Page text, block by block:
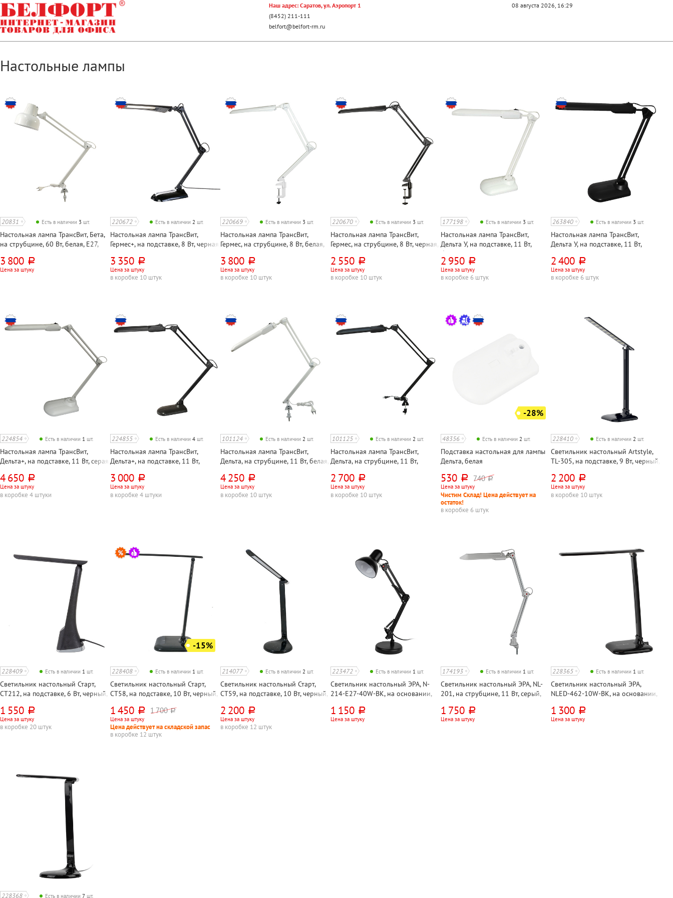
Наш адрес: Саратов, ул. Аэропорт 1
(8452) 211-111
belfort@belfort-rm.ru
08 августа 2026, 16:29
Настольные лампы
20831 Есть в наличии 3 шт.
Настольная лампа ТрансВит, Бета,
на струбцине, 60 Вт, белая, E27,
3 800 руб.
Цена за штуку
220672 Есть в наличии 2 шт.
Настольная лампа ТрансВит,
Гермес+, на подставке, 8 Вт, черная,
диммером, металл
3 350 руб.
Цена за штуку
в коробке 10 штук
220669 Есть в наличии 3 шт.
Настольная лампа ТрансВит,
Гермес, на струбцине, 8 Вт, белая,
3 800 руб.
Цена за штуку
в коробке 10 штук
220670 Есть в наличии 3 шт.
Настольная лампа ТрансВит,
Гермес, на струбцине, 8 Вт, черная,
диммером, металл
2 550 руб.
Цена за штуку
в коробке 10 штук
177198 Есть в наличии 3 шт.
Настольная лампа ТрансВит,
Дельта У, на подставке, 11 Вт,
белый, 2G7, кнопочный,
металл+пластик, лампа в
комплекте
2 950 руб.
Цена за штуку
в коробке 6 штук
263840 Есть в наличии 3 шт.
Настольная лампа ТрансВит,
Дельта У, на подставке, 11 Вт,
металл+пластик, лампа в
комплекте
2 400 руб.
Цена за штуку
в коробке 6 штук
224854 Есть в наличии 1 шт.
Настольная лампа ТрансВит,
Дельта+, на подставке, 11 Вт, серая,
4 650 руб.
Цена за штуку
в коробке 4 штуки
224855 Есть в наличии 4 шт.
Настольная лампа ТрансВит,
Дельта+, на подставке, 11 Вт,
3 000 руб.
Цена за штуку
в коробке 4 штуки
101124 Есть в наличии 2 шт.
Настольная лампа ТрансВит,
Дельта, на струбцине, 11 Вт, белая,
комплекте
4 250 руб.
Цена за штуку
в коробке 10 штук
101125 Есть в наличии 2 шт.
Настольная лампа ТрансВит,
Дельта, на струбцине, 11 Вт,
лампа в комплекте
2 700 руб.
Цена за штуку
в коробке 10 штук
-28%
48356 Есть в наличии 2 шт.
Подставка настольная для лампы
Дельта, белая
530 руб. 740 руб.
Цена за штуку
Чистим Склад! Цена действует на
остаток!
в коробке 6 штук
228410 Есть в наличии 2 шт.
Светильник настольный Artstyle,
TL-305, на подставке, 9 Вт, черный,
2 200 руб.
Цена за штуку
в коробке 10 штук
228409 Есть в наличии 1 шт.
Светильник настольный Старт,
СТ212, на подставке, 6 Вт, черный,
1 550 руб.
Цена за штуку
в коробке 20 штук
-15%
228408 Есть в наличии 1 шт.
Светильник настольный Старт,
СТ58, на подставке, 10 Вт, черный,
1 450 руб. 1 700 руб.
Цена за штуку
Цена действует на складской запас
в коробке 12 штук
214077 Есть в наличии 2 шт.
Светильник настольный Старт,
СТ59, на подставке, 10 Вт, черный,
2 200 руб.
Цена за штуку
в коробке 12 штук
223472 Есть в наличии 1 шт.
Светильник настольный ЭРА, N-
214-E27-40W-BK, на основании,
1 150 руб.
Цена за штуку
174193 Есть в наличии 1 шт.
Светильник настольный ЭРА, NL-
201, на струбцине, 11 Вт, серый,
лампа в комплекте
1 750 руб.
Цена за штуку
228365 Есть в наличии 1 шт.
Светильник настольный ЭРА,
NLED-462-10W-BK, на основании,
сенсорный
1 300 руб.
Цена за штуку
228368 Есть в наличии 7 шт.